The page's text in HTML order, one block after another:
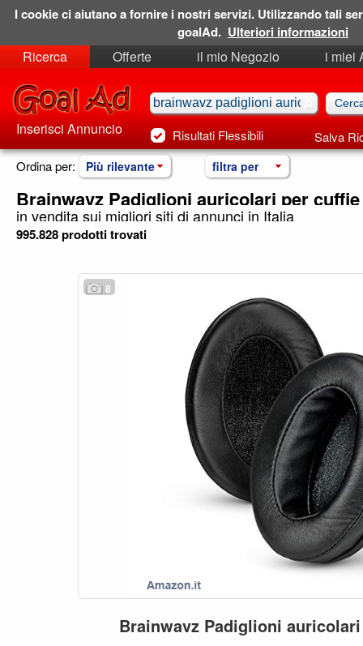
Ricerca Offerte il mio Negozio
i miei
Risultati Flessibili Salva
Inserisci Annuncio
Ordina per: Più rilevante filtra per
Brainwavz Padiglioni auricolari per
in vendita sui migliori siti di annunci in Italia
995.828 prodotti trovati
8
Brainwavz Padiglioni auricolari
I cookie ci aiutano a fornire i nostri servizi. Utilizzando tali
goalAd. Ulteriori informazioni